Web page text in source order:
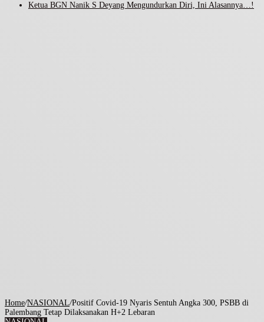
Ketua BGN Nanik S Deyang Mengundurkan Diri, Ini Alasannya…!
Home/NASIONAL/Positif Covid-19 Nyaris Sentuh Angka 300, PSBB di
Palembang Tetap Dilaksanakan H+2 Lebaran